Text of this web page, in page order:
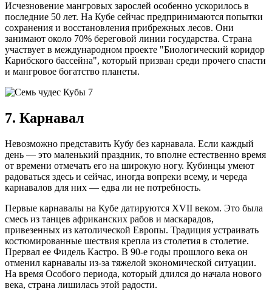
Исчезновение мангровых зарослей особенно ускорилось в
последние 50 лет. На Кубе сейчас предпринимаются попытки
сохранения и восстановления прибрежных лесов. Они
занимают около 70% береговой линии государства. Страна
участвует в международном проекте "Биологический коридор
Карибского бассейна", который призван среди прочего спасти
и мангровое богатство планеты.
7. Карнавал
Невозможно представить Кубу без карнавала. Если каждый
день — это маленький праздник, то вполне естественно время
от времени отмечать его на широкую ногу. Кубинцы умеют
радоваться здесь и сейчас, иногда вопреки всему, и череда
карнавалов для них — едва ли не потребность.
Первые карнавалы на Кубе датируются XVII веком. Это была
смесь из танцев африканских рабов и маскарадов,
привезенных из католической Европы. Традиция устраивать
костюмированные шествия крепла из столетия в столетие.
Прервал ее Фидель Кастро. В 90-е годы прошлого века он
отменил карнавалы из-за тяжелой экономической ситуации.
На время Особого периода, который длился до начала нового
века, страна лишилась этой радости.